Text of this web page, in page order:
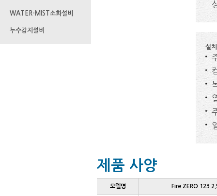
WATER-MIST소화설비
누수감지설비
설
제품 사양
모델명 Fire ZERO 123